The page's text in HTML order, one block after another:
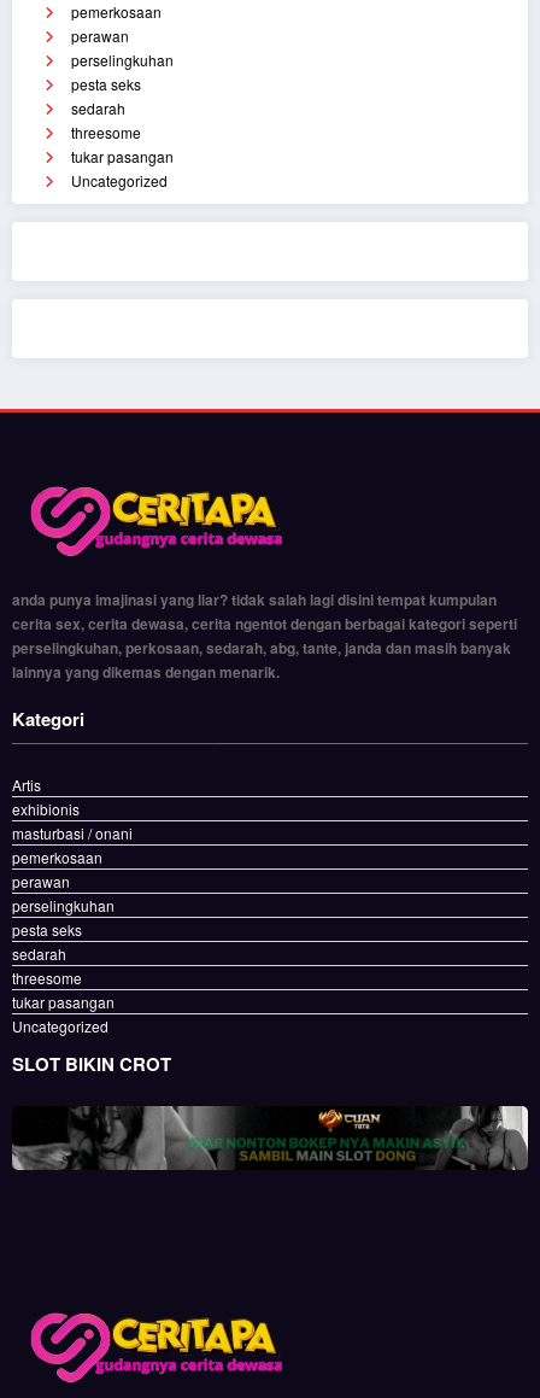
pemerkosaan
perawan
perselingkuhan
pesta seks
sedarah
threesome
tukar pasangan
Uncategorized
anda punya imajinasi yang liar? tidak salah lagi disini tempat kumpulan
cerita sex, cerita dewasa, cerita ngentot dengan berbagai kategori seperti
perselingkuhan, perkosaan, sedarah, abg, tante, janda dan masih banyak
lainnya yang dikemas dengan menarik.
Kategori
Artis
exhibionis
masturbasi / onani
pemerkosaan
perawan
perselingkuhan
pesta seks
sedarah
threesome
tukar pasangan
Uncategorized
SLOT BIKIN CROT